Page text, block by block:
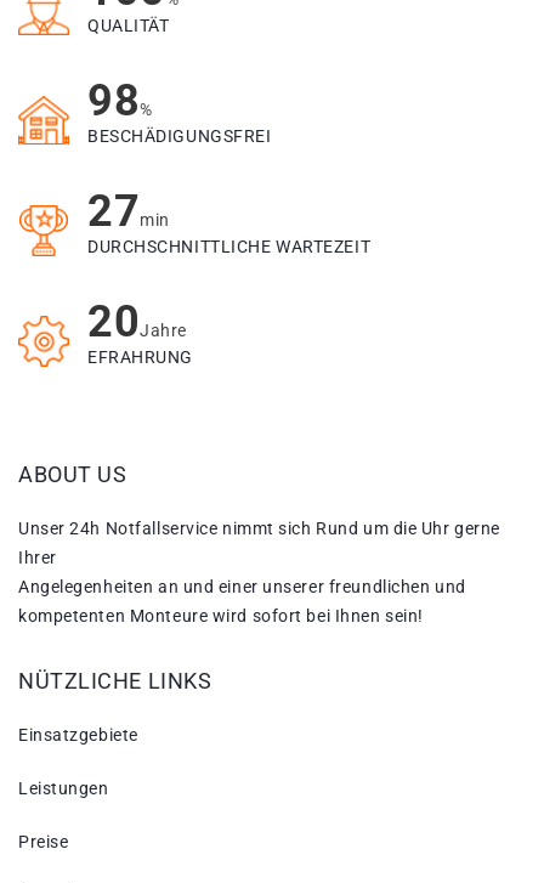
QUALITÄT
98%
BESCHÄDIGUNGSFREI
27min
DURCHSCHNITTLICHE WARTEZEIT
20Jahre
EFRAHRUNG
ABOUT US
Unser 24h Notfallservice nimmt sich Rund um die Uhr gerne
Ihrer
Angelegenheiten an und einer unserer freundlichen und
kompetenten Monteure wird sofort bei Ihnen sein!
NÜTZLICHE LINKS
Einsatzgebiete
Leistungen
Preise